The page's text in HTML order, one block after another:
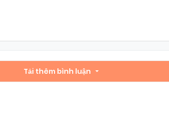
Tải thêm bình luận